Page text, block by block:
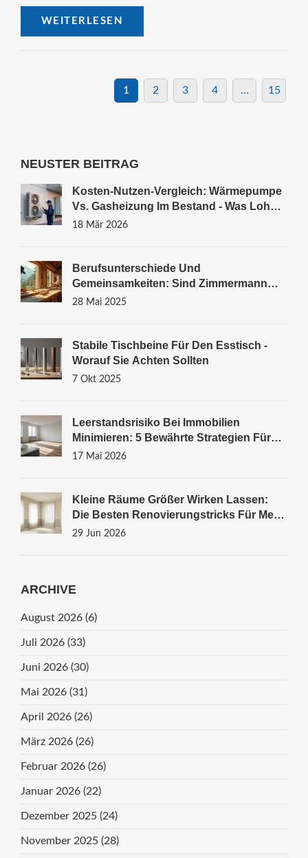
WEITERLESEN
1 2 3 4 … 15
NEUSTER BEITRAG
Kosten-Nutzen-Vergleich: Wärmepumpe
Vs. Gasheizung Im Bestand - Was Lohnt
Sich 2026?
18 Mär 2026
Berufsunterschiede Und
Gemeinsamkeiten: Sind Zimmermann
Und Schreiner Das Gleiche?
28 Mai 2025
Stabile Tischbeine Für Den Esstisch -
Worauf Sie Achten Sollten
7 Okt 2025
Leerstandsrisiko Bei Immobilien
Minimieren: 5 Bewährte Strategien Für
Investoren
17 Mai 2026
Kleine Räume Größer Wirken Lassen:
Die Besten Renovierungstricks Für Mehr
Wohnfläche
29 Jun 2026
ARCHIVE
August 2026 (6)
Juli 2026 (33)
Juni 2026 (30)
Mai 2026 (31)
April 2026 (26)
März 2026 (26)
Februar 2026 (26)
Januar 2026 (22)
Dezember 2025 (24)
November 2025 (28)